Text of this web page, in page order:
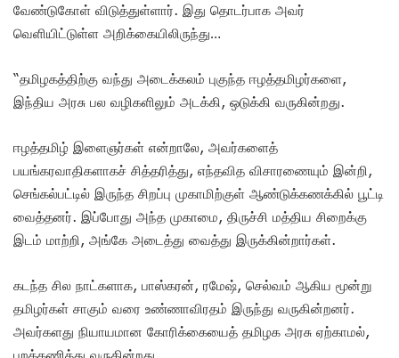
வேண்டுகோள் விடுத்துள்ளார். இது தொடர்பாக அவர்
வெளியிட்டுள்ள அறிக்கையிலிருந்து…
“தமிழகத்திற்கு வந்து அடைக்கலம் புகுந்த ஈழத்தமிழர்களை,
இந்திய அரசு பல வழிகளிலும் அடக்கி, ஒடுக்கி வருகின்றது.
ஈழத்தமிழ் இளைஞர்கள் என்றாலே, அவர்களைத்
பயங்கரவாதிகளாகச் சித்தரித்து, எந்தவித விசாரணையும் இன்றி,
செங்கல்பட்டில் இருந்த சிறப்பு முகாமிற்குள் ஆண்டுக்கணக்கில் பூட்டி
வைத்தனர். இப்போது அந்த முகாமை, திருச்சி மத்திய சிறைக்கு
இடம் மாற்றி, அங்கே அடைத்து வைத்து இருக்கின்றார்கள்.
கடந்த சில நாட்களாக, பாஸ்கரன், ரமேஷ், செல்வம் ஆகிய மூன்று
தமிழர்கள் சாகும் வரை உண்ணாவிரதம் இருந்து வருகின்றனர்.
அவர்களது நியாயமான கோரிக்கையைத் தமிழக அரசு ஏற்காமல்,
புறக்கணித்து வருகின்றது.